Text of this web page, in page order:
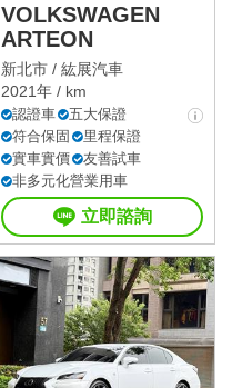
VOLKSWAGEN
ARTEON
新北市 / 紘展汽車
2021年 / km
認證車
五大保證
符合保固
里程保證
實車實價
友善試車
非多元化營業用車
立即諮詢